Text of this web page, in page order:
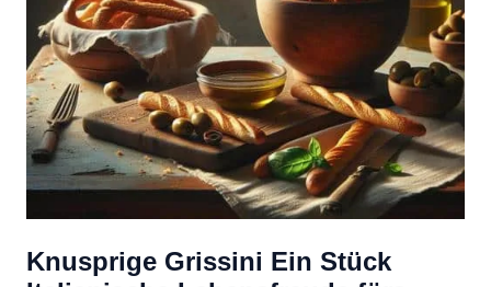
Knusprige Grissini Ein Stück